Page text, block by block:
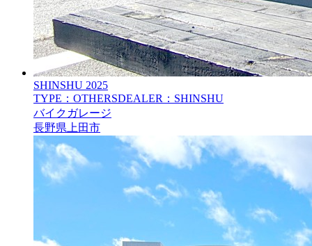
SHINSHU 2025
TYPE：OTHERSDEALER：SHINSHU
バイクガレージ
長野県上田市